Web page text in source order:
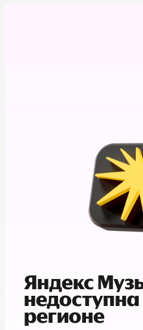
Яндекс
регионе